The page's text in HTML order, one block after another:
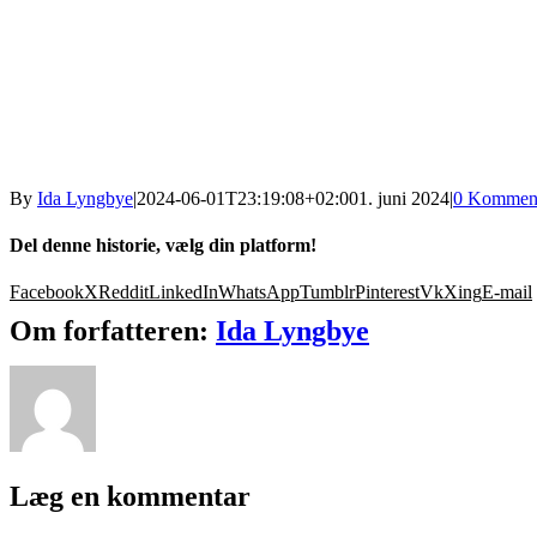
By Ida Lyngbye|2024-06-01T23:19:08+02:001. juni 2024|0
Del denne historie, vælg din platform!
FacebookXRedditLinkedInWhatsAppTumblrPinterestVkXingE-mail
Om forfatteren: Ida Lyngbye
Læg en kommentar